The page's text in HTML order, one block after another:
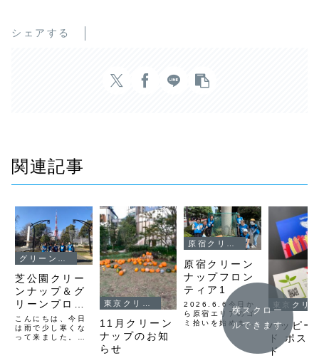
シェアする
関連記事
芝公園クリー
ンナップ＆グ
リーンプロジ
ェクト終了し
ました。
こんにちは、今日
は雨で少し寒くな
って来ました。昨
11月クリーン
ナップのお知
らせ
原宿クリーン
ナップフロン
ティア1
2026.6.6今日か
ら原宿エリアのゴ
ミ拾いを始めまし
た始めは8人での
活動になりました
Deus前から原宿
ハッピー
ド ポス
ド
横スクロー
ルできます